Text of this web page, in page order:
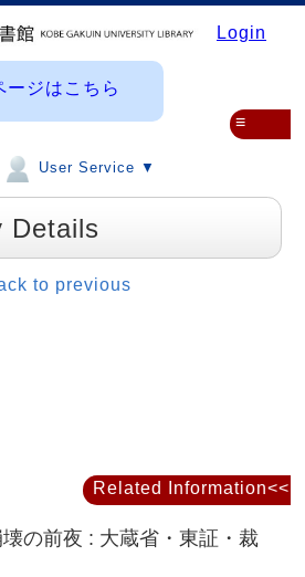
Login
ージはこちら
User Service ▼
≡
Details
to previous
の前夜 : 大蔵省・東証・裁
Related Information<<